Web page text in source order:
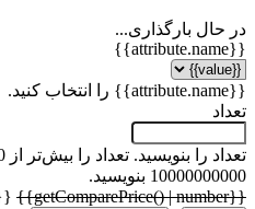
بارگذاری...
را بنویسید.تعداد را بیش‌تر از 0 بنویسید.
بنویسید.
{{getPrice() | number}} تومان